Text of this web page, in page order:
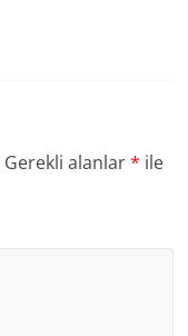
Gerekli alanlar* ile